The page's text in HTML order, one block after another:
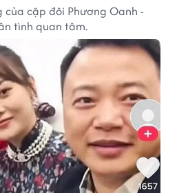
cặp đôi Phương Oanh -
tình quan tâm.